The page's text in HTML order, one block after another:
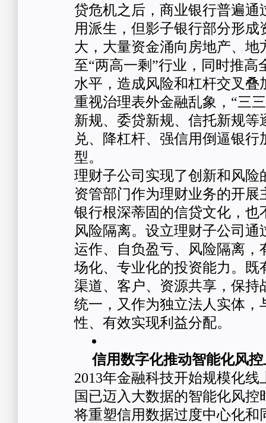
贷危机之后，商业银行普遍通
用派生，但影子银行部分形成
大，大量资金涌向房地产、地
至“两高一剩”行业，同时推高
水平，造成风险和杠杆交叉叠
重视治理表外金融乱象，“三
新规、委贷新规、信托新规等
兑、降杠杆、强信用倒逼银行
型。
理财子公司实现了创新和风险
资管部门作为理财业务的开展
银行根深蒂固的信贷文化，也
风险隔离。设立理财子公司通
运作、自负盈亏、风险隔离，
场化、专业化的投资能力。既
渠道、客户、资源共享，保持
统一，又作为独立法人实体，
性、有效实现利益分配。
信用数字化推动智能化风
2013年金融科技开始规模化
国已迈入大数据的智能化风控
将重塑信用数据过度中心化和